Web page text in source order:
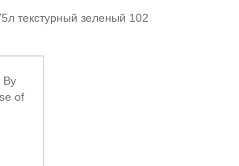
текстурный зеленый 102
By
of